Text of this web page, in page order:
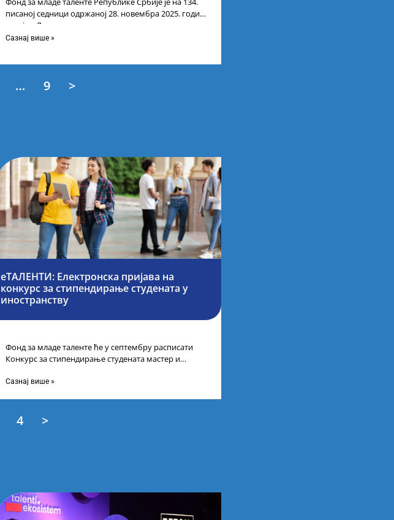
писаној седници одржаној 28. новембра 2025. године
усвојио Листу коначних резултата
Сазнај више »
… 9 >
еТАЛЕНТИ: Електронска пријава на
конкурс за стипендирање студената у
иностранству
Фонд за младе таленте ће у септембру расписати
Конкурс за стипендирање студената мастер и
Сазнај више »
4 >